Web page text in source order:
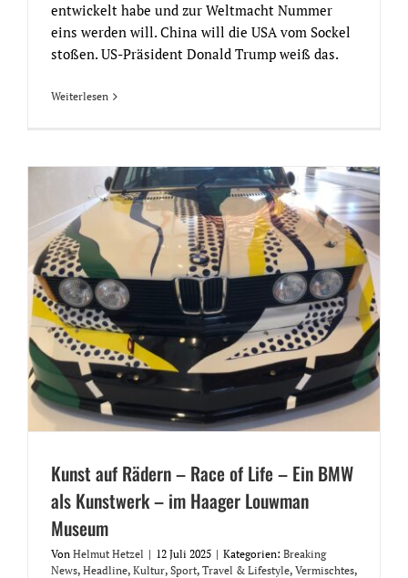
entwickelt habe und zur Weltmacht Nummer
eins werden will. China will die USA vom Sockel
stoßen. US-Präsident Donald Trump weiß das.
Weiterlesen
Kunst auf Rädern – Race of Life – Ein BMW
als Kunstwerk – im Haager Louwman
Museum
Von Helmut Hetzel | 12 Juli 2025 | Kategorien: Breaking
News, Headline, Kultur, Sport, Travel & Lifestyle, Vermischtes,